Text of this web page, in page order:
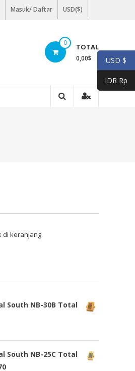
Masuk/ Daftar USD($)
0 TOTAL
0,00$
di keranjang.
South NB-30B Total
South NB-25C Total
USD $
IDR Rp